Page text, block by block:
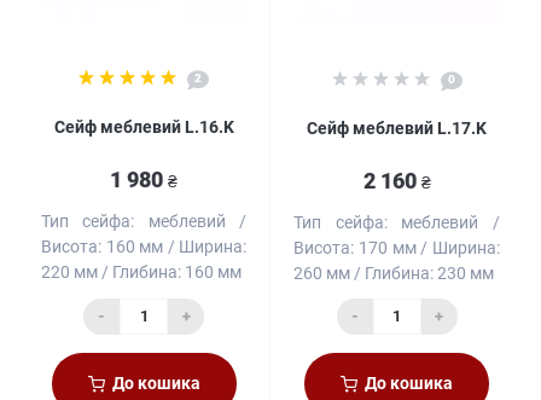
2
Сейф меблевий L.16.K
1 980 ₴
Тип сейфа:
меблевий
Висота: 160 мм
Ширина:
220 мм
Глибина: 160 мм
- +
До кошика
0
Сейф меблевий L.17.K
2 160 ₴
Тип сейфа:
меблевий
Висота: 170 мм
Ширина:
260 мм
Глибина:230 мм
- +
До кошика